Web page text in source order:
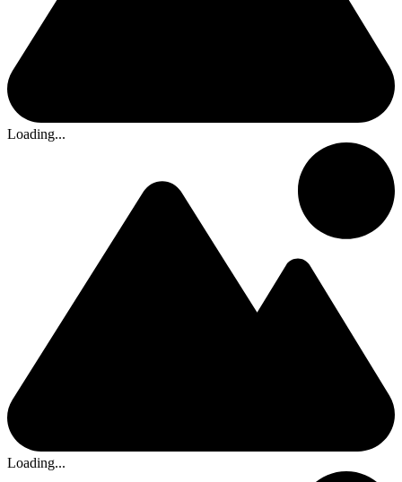
Loading...
Loading...